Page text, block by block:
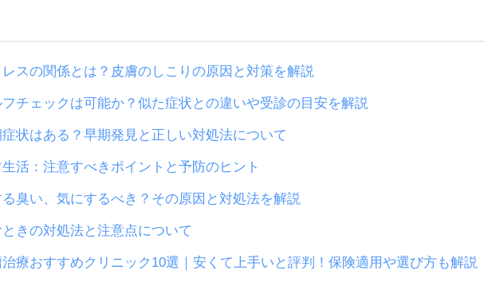
スの関係とは？皮膚のしこりの原因と対策を解説
チェックは可能か？似た症状との違いや受診の目安を解説
状はある？早期発見と正しい対処法について
活：注意すべきポイントと予防のヒント
臭い、気にするべき？その原因と対処法を解説
きの対処法と注意点について
療おすすめクリニック10選｜安くて上手いと評判！保険適用や選び方も解説